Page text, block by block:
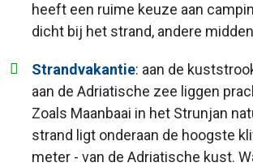
heeft een ruime keuze aan
dicht bij het strand, andere
Strandvakantie: aan de
aan de Adriatische zee liggen
Zoals Maanbaai in het Strunjan
strand ligt onderaan de hoogste
meter - van de Adriatische kust.